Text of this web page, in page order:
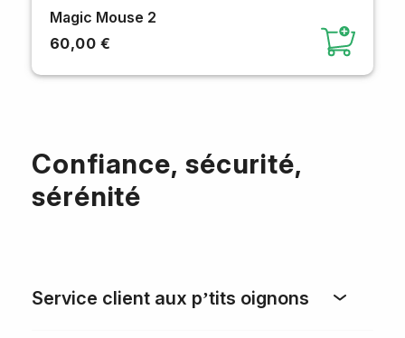
Magic Mouse 2
60,00 €
Confiance, sécurité,
sérénité
Service client aux p’tits oignons